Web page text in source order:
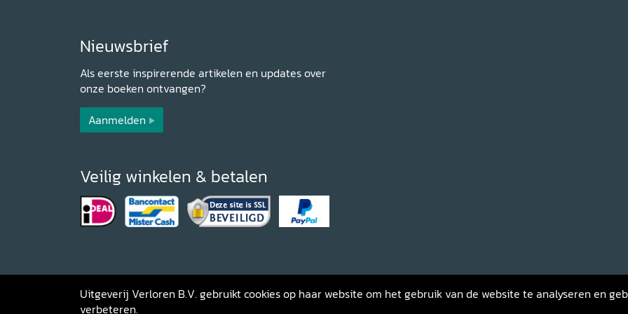
Nieuwsbrief
Als eerste inspirerende artikelen en updates over
onze boeken ontvangen?
Aanmelden
Veilig winkelen & betalen
Uitgeverij Verloren B.V. gebruikt cookies op haar website om het gebruik van de website te analyseren en
verbeteren.